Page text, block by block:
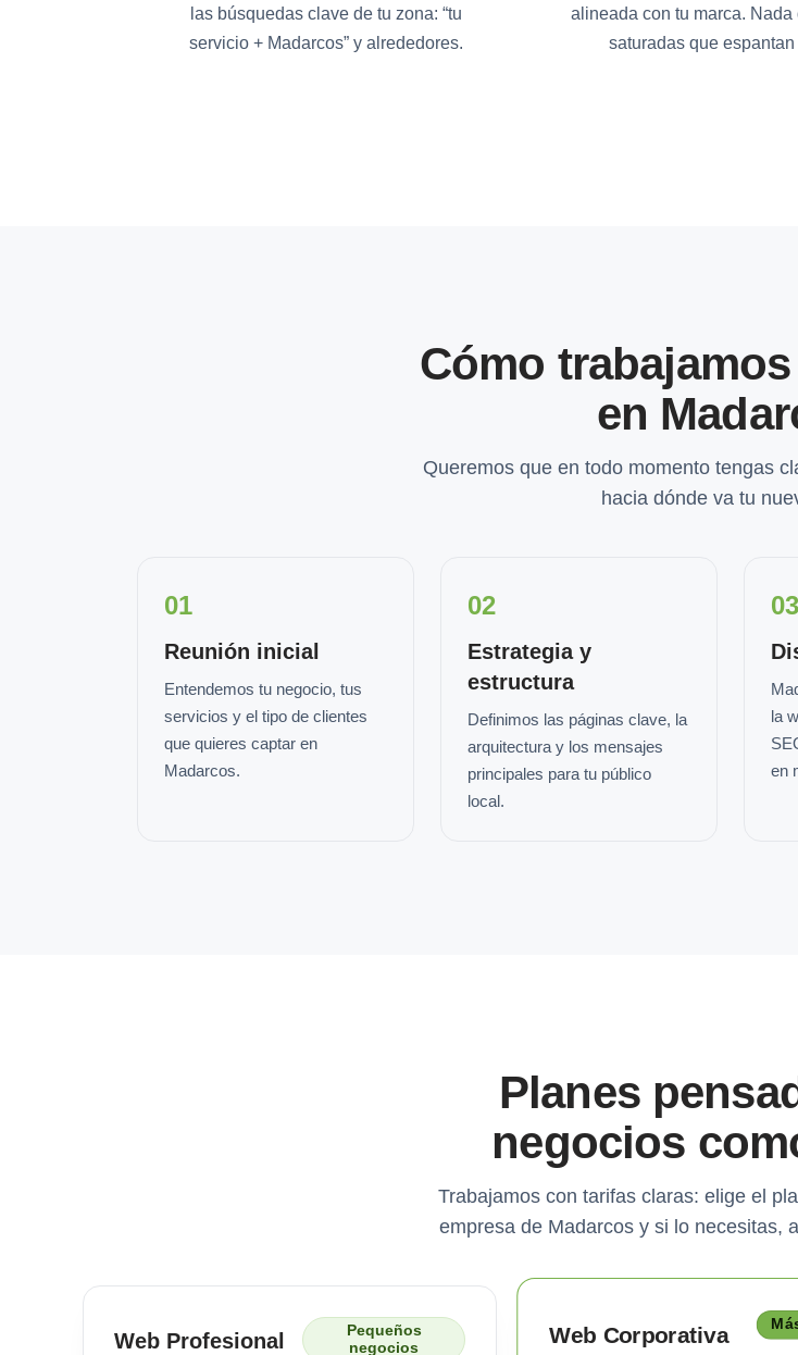
las búsquedas clave de tu zona: “tu
servicio + Madarcos” y alrededores.
alineada con tu marca.
saturadas que espantan
Cómo
en
Queremos que en todo momento tengas
hacia dónde va tu
01
Reunión inicial
Entendemos tu negocio, tus
servicios y el tipo de clientes
que quieres captar en
Madarcos.
02
Estrategia y
estructura
Definimos las páginas clave, la
arquitectura y los mensajes
principales para tu público
local.
03
la
en
Planes
negocios
Trabajamos con tarifas claras: elige el
empresa de Madarcos y si lo necesitas,
Web Profesional
Pequeños
negocios
Web Corporativa